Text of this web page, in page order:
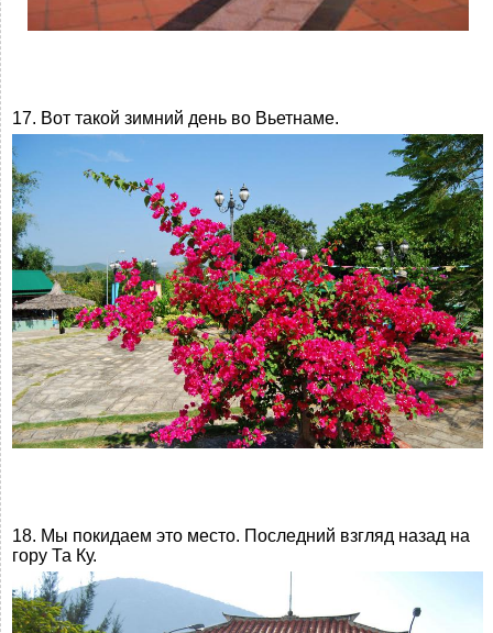
17. Вот такой зимний день во Вьетнаме.
18. Мы покидаем это место. Последний взгляд назад на
гору Та Ку.